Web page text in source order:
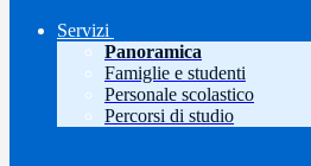
Servizi
Panoramica
Famiglie e studenti
Personale scolastico
Percorsi di studio